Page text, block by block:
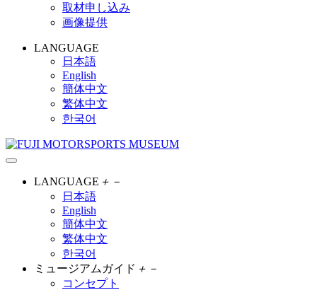
取材申し込み
画像提供
LANGUAGE
日本語
English
簡体中文
繁体中文
한국어
LANGUAGE ＋ －
日本語
English
簡体中文
繁体中文
한국어
ミュージアムガイド ＋ －
コンセプト